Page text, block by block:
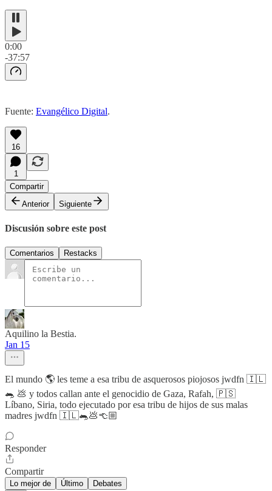
0:00
-37:57
Fuente: Evangélico Digital.
16
1
Compartir
Anterior
Siguiente
Discusión sobre este post
Comentarios Restacks
Aquilino la Bestia.
Jan 15
El mundo 🌎 les teme a esa tribu de asquerosos piojosos jwdfn 🇮🇱
🐀 💩 y todos callan ante el genocidio de Gaza, Rafah, 🇵🇸
Líbano, Siria, todo ejecutado por esa tribu de hijos de sus malas
madres jwdfn 🇮🇱🐀💩👈🏼
Responder
Compartir
Lo mejor de Último Debates